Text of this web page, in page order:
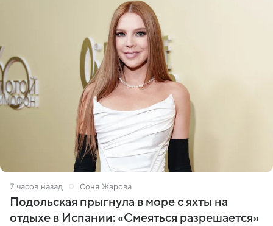
7 часов назад Соня Жарова
Подольская прыгнула в море с яхты на
отдыхе в Испании: «Смеяться разрешается»